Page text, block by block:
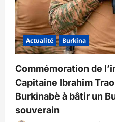
Actualité Burkina
Commémoration de
Capitaine Ibrahim
Burkinabè à bâtir un
souverain